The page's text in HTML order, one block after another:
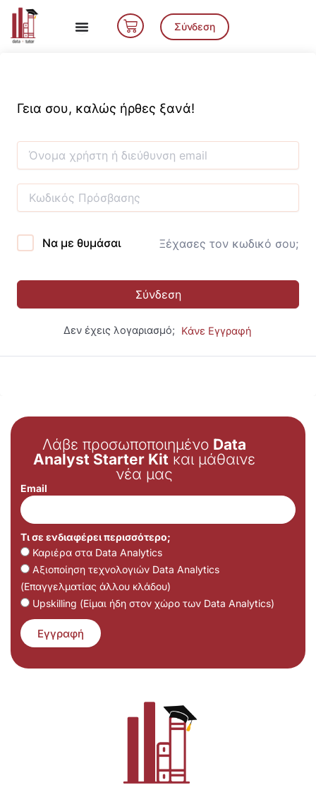
Μετάβαση
περιεχόμενο
Cart Σύνδεση
Γεια σου, καλώς ήρθες ξανά!
Να με θυμάσαι Ξέχασες τον κωδικό σου;
Σύνδεση
Δεν έχεις λογαριασμό; Κάνε Εγγραφή
Λάβε προσωποποιημένο Data
Analyst Starter Kit και μάθαινε
νέα μας
Email
Τι σε ενδιαφέρει περισσότερο;
Καριέρα στα Data Analytics
Αξιοποίηση τεχνολογιών Data Analytics
(Επαγγελματίας άλλου κλάδου)
Upskilling (Είμαι ήδη στον χώρο των Data Analytics)
Εγγραφή